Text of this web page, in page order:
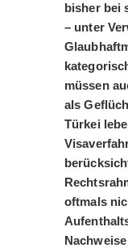
bisher bei
– unter
müssen
als
Türkei
oftmals